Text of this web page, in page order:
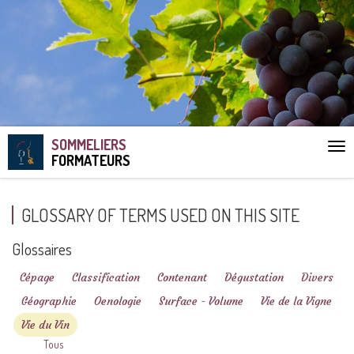
SOMMELIERS
FORMATEURS
GLOSSARY OF TERMS USED ON THIS SITE
Glossaires
Cépage Classification Contenant Dégustation
Divers
Géographie
Oenologie Surface - Volume
Vie de la Vigne
Vie du Vin
Tous